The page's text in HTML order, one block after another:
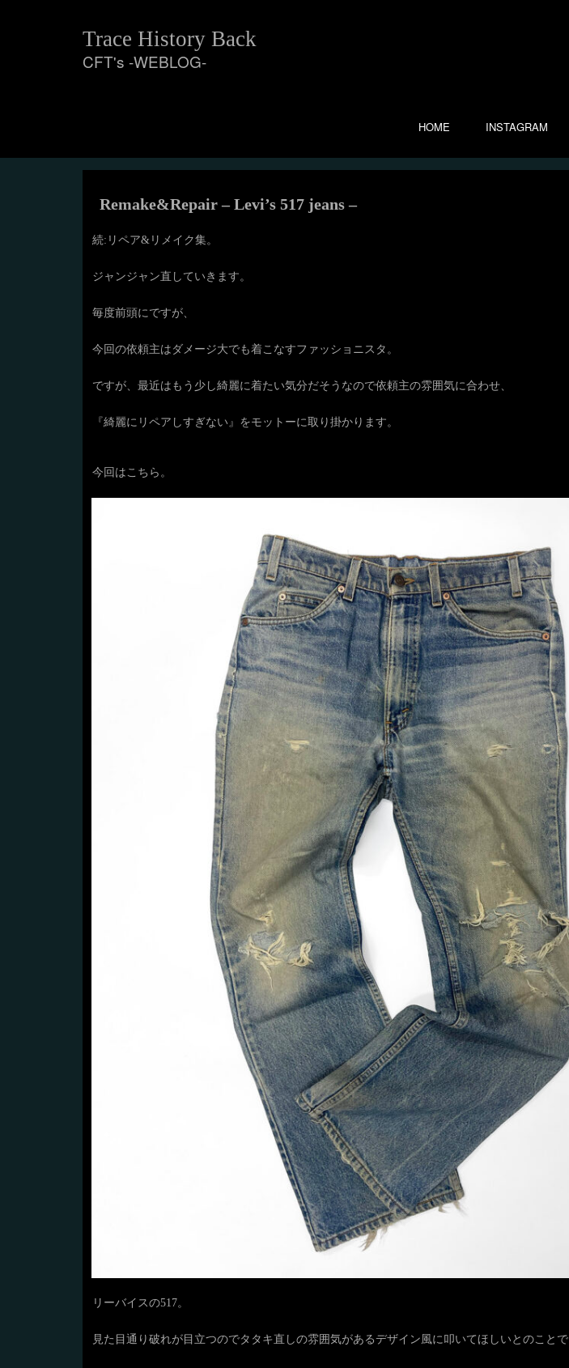
Trace History Back
CFT's -WEBLOG-
HOME INSTAGRAM
Remake&Repair – Levi’s 517 jeans –
続:リペア&リメイク集。
ジャンジャン直していきます。
毎度前頭にですが、
今回の依頼主はダメージ大でも着こなすファッショニスタ。
ですが、最近はもう少し綺麗に着たい気分だそうなので依頼主の雰囲気に合わせ、
『綺麗にリペアしすぎない』をモットーに取り掛かります。
今回はこちら。
リーバイスの517。
見た目通り破れが目立つのでタタキ直しの雰囲気があるデザイン風に叩いてほしいとのことで